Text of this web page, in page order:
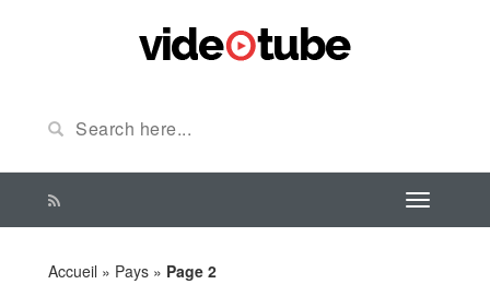
Accueil » Pays » Page 2